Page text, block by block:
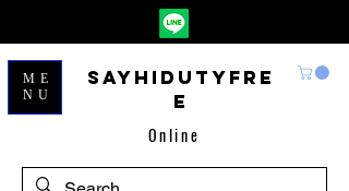
Sayhidutyfre
e
Online
ME
NU